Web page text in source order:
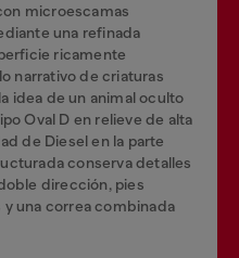
microescamas
una refinada
ricamente
narrativo de criaturas
idea de un animal oculto
Oval D en relieve de alta
de Diesel en la parte
conserva detalles
dirección, pies
una correa combinada